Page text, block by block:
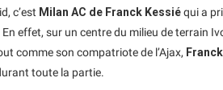
c’est Milan AC de Franck Kessiéqui a
effet, sur un centre du milieu de terrain
comme son compatriote de l’Ajax,
toute la partie.